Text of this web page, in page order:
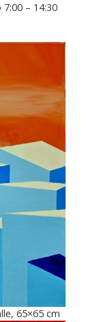
– 14:30
65×65 cm